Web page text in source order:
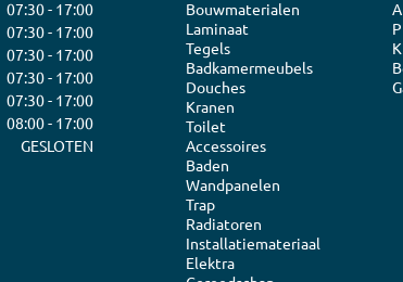
07:30 - 17:00
07:30 - 17:00
07:30 - 17:00
07:30 - 17:00
07:30 - 17:00
08:00 - 17:00
GESLOTEN
Bouwmaterialen
Laminaat
Tegels
Badkamermeubels
Douches
Kranen
Toilet
Accessoires
Baden
Wandpanelen
Trap
Radiatoren
Installatiemateriaal
Elektra